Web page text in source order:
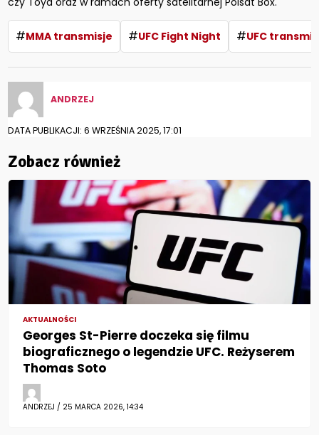
#MMA transmisje #UFC Fight Night #UFC
ANDRZEJ
DATA PUBLIKACJI: 6 WRZEŚNIA 2025, 17:01
Zobacz również
AKTUALNOŚCI
Georges St-Pierre doczeka się filmu
biograficznego o legendzie UFC. Reżyserem
Thomas Soto
ANDRZEJ / 25 MARCA 2026, 14:34